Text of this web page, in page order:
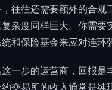
往往还需要额外的合规
杂度同样巨大。你需要
和保险基金来应对连环
一步的运营商，回报是